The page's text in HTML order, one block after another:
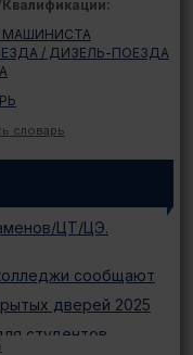
/ ДИЗЕЛЬ-ПОЕЗДА
словарь
ЦТ/ЦЭ.
сообщают
дверей 2025
студентов